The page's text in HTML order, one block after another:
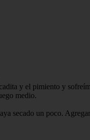
y el pimiento y
medio.
secado un poco.